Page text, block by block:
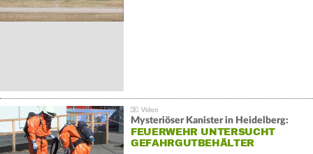
Mysteriöser Kanister in Heidelberg:
FEUERWEHR UNTERSUCHT
GEFAHRGUTBEHÄLTER